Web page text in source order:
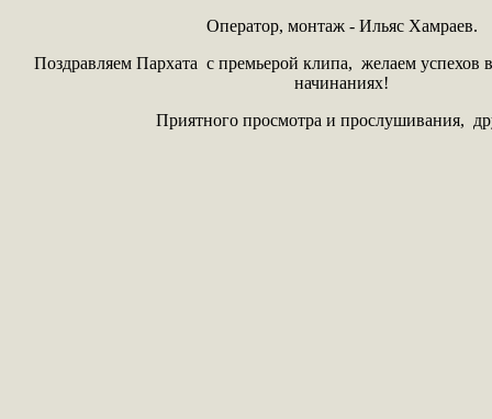
Оператор, монтаж - Ильяс Хамраев.
Поздравляем Пархата с премьерой клипа, желаем успехов
начинаниях!
Приятного просмотра и прослушивания,